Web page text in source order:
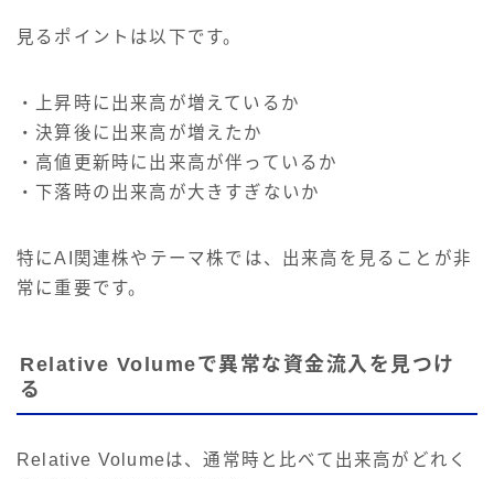
見るポイントは以下です。
・上昇時に出来高が増えているか
・決算後に出来高が増えたか
・高値更新時に出来高が伴っているか
・下落時の出来高が大きすぎないか
特にAI関連株やテーマ株では、出来高を見ることが非
常に重要です。
Relative Volumeで異常な資金流入を見つけ
る
Relative Volumeは、通常時と比べて出来高がどれく